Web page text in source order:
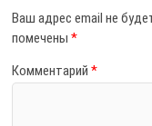
Ваш адрес email не
помечены*
Комментарий*